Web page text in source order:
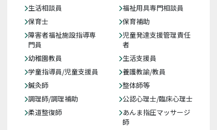
生活相談員
福祉用具専門相談員
保育士
保育補助
障害者福祉施設指導専
門員
児童発達支援管理責任
者
幼稚園教員
生活支援員
学童指導員/児童支援員
養護教諭/教員
鍼灸師
整体師等
調理師/調理補助
公認心理士/臨床心理士
柔道整復師
あんま指圧マッサージ
師